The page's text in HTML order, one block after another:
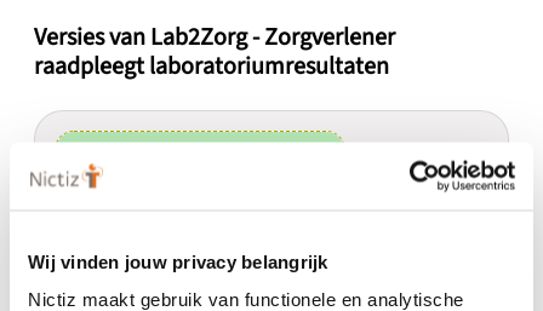
Wij vinden jouw privacy belangrijk
Nictiz maakt gebruik van functionele en analytische
Versies van Lab2Zorg - Zorgverlener
raadpleegt laboratoriumresultaten
geldig vanaf
3.0.0-beta.2